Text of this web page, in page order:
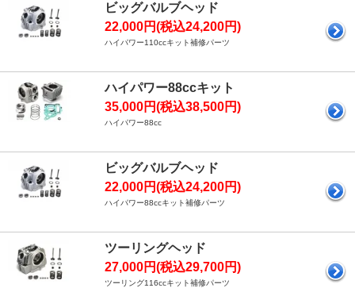
ビッグバルブヘッド
22,000円(税込24,200円)
ハイパワー110ccキット補修パーツ
ハイパワー88ccキット
35,000円(税込38,500円)
ハイパワー88cc
ビッグバルブヘッド
22,000円(税込24,200円)
ハイパワー88ccキット補修パーツ
ツーリングヘッド
27,000円(税込29,700円)
ツーリング116ccキット補修パーツ